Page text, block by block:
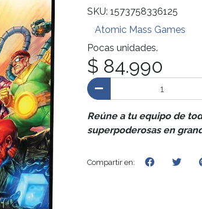
SKU: 1573758336125
Atomic Mass Games
Pocas unidades.
$ 84.990
Reúne a tu equipo de
superpoderosas en
Compartir en: